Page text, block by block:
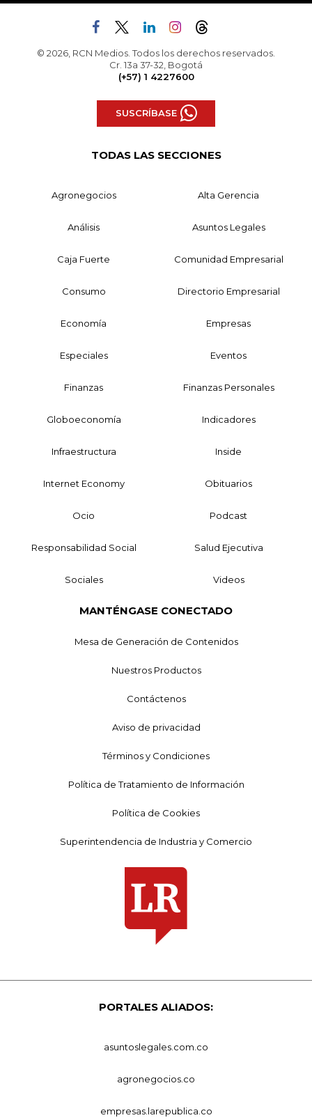
© 2026, RCN Medios. Todos los derechos reservados.
Cr. 13a 37-32, Bogotá
(+57) 1 4227600
SUSCRÍBASE
TODAS LAS SECCIONES
Agronegocios Alta Gerencia
Análisis Asuntos Legales
Caja Fuerte Comunidad Empresarial
Consumo Directorio Empresarial
Economía Empresas
Especiales Eventos
Finanzas Finanzas Personales
Globoeconomía Indicadores
Infraestructura Inside
Internet Economy Obituarios
Ocio Podcast
Responsabilidad Social Salud Ejecutiva
Sociales Videos
MANTÉNGASE CONECTADO
Mesa de Generación de Contenidos
Nuestros Productos
Contáctenos
Aviso de privacidad
Términos y Condiciones
Política de Tratamiento de Información
Política de Cookies
Superintendencia de Industria y Comercio
PORTALES ALIADOS:
asuntoslegales.com.co
agronegocios.co
empresas.larepublica.co